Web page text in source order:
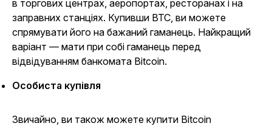
в торгових центрах, аеропортах, ресторанах і на
заправних станціях. Купивши BTC, ви можете
спрямувати його на бажаний гаманець. Найкращий
варіант — мати при собі гаманець перед
відвідуванням банкомата Bitcoin.
Особиста купівля
Звичайно, ви також можете купити Bitcoin